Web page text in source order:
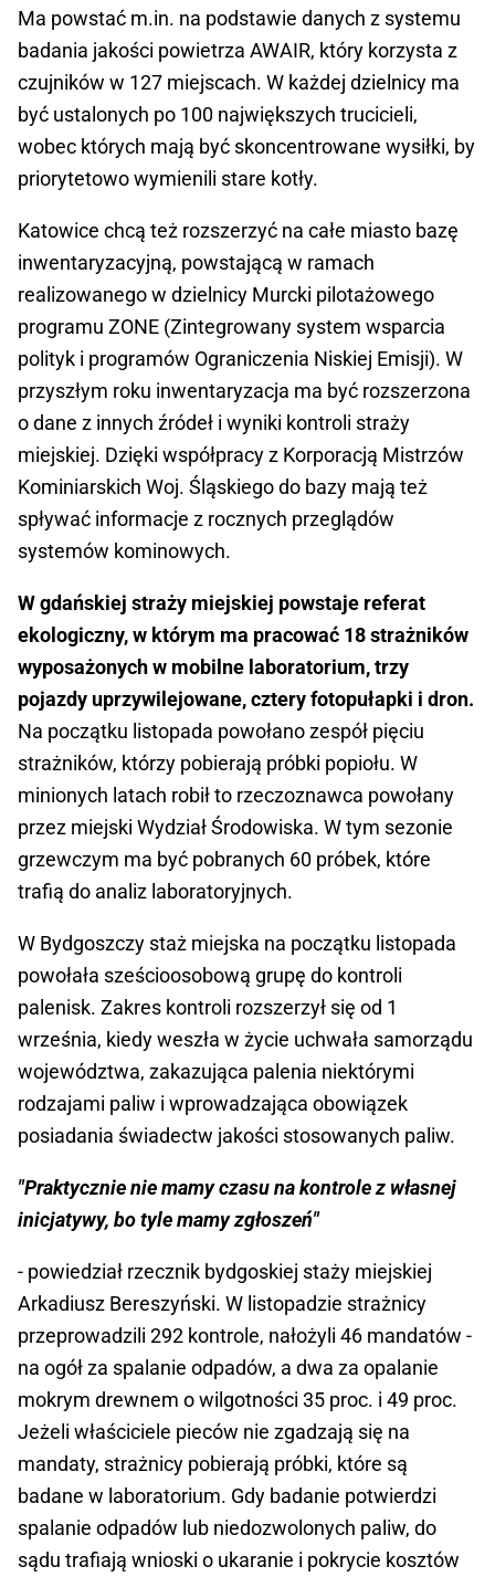
Ma powstać m.in. na podstawie danych z systemu
badania jakości powietrza AWAIR, który korzysta z
czujników w 127 miejscach. W każdej dzielnicy ma
być ustalonych po 100 największych trucicieli,
wobec których mają być skoncentrowane wysiłki, by
priorytetowo wymienili stare kotły.
Katowice chcą też rozszerzyć na całe miasto bazę
inwentaryzacyjną, powstającą w ramach
realizowanego w dzielnicy Murcki pilotażowego
programu ZONE (Zintegrowany system wsparcia
polityk i programów Ograniczenia Niskiej Emisji). W
przyszłym roku inwentaryzacja ma być rozszerzona
o dane z innych źródeł i wyniki kontroli straży
miejskiej. Dzięki współpracy z Korporacją Mistrzów
Kominiarskich Woj. Śląskiego do bazy mają też
spływać informacje z rocznych przeglądów
systemów kominowych.
W gdańskiej straży miejskiej powstaje referat
ekologiczny, w którym ma pracować 18 strażników
wyposażonych w mobilne laboratorium, trzy
pojazdy uprzywilejowane, cztery fotopułapki i dron.
Na początku listopada powołano zespół pięciu
strażników, którzy pobierają próbki popiołu. W
minionych latach robił to rzeczoznawca powołany
przez miejski Wydział Środowiska. W tym sezonie
grzewczym ma być pobranych 60 próbek, które
trafią do analiz laboratoryjnych.
W Bydgoszczy staż miejska na początku listopada
powołała sześcioosobową grupę do kontroli
palenisk. Zakres kontroli rozszerzył się od 1
września, kiedy weszła w życie uchwała samorządu
województwa, zakazująca palenia niektórymi
rodzajami paliw i wprowadzająca obowiązek
posiadania świadectw jakości stosowanych paliw.
"Praktycznie nie mamy czasu na kontrole z własnej
inicjatywy, bo tyle mamy zgłoszeń"
- powiedział rzecznik bydgoskiej staży miejskiej
Arkadiusz Bereszyński. W listopadzie strażnicy
przeprowadzili 292 kontrole, nałożyli 46 mandatów -
na ogół za spalanie odpadów, a dwa za opalanie
mokrym drewnem o wilgotności 35 proc. i 49 proc.
Jeżeli właściciele pieców nie zgadzają się na
mandaty, strażnicy pobierają próbki, które są
badane w laboratorium. Gdy badanie potwierdzi
spalanie odpadów lub niedozwolonych paliw, do
sądu trafiają wnioski o ukaranie i pokrycie kosztów